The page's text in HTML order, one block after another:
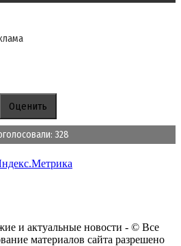
328
и актуальные новости - © Все
материалов сайта разрешено